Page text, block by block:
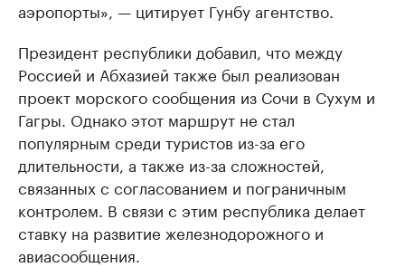
аэропорты», — цитирует Гунбу агентство.
Президент республики добавил, что между
Россией и Абхазией также был реализован
проект морского сообщения из Сочи в Сухум и
Гагры. Однако этот маршрут не стал
популярным среди туристов из-за его
длительности, а также из-за сложностей,
связанных с согласованием и пограничным
контролем. В связи с этим республика делает
ставку на развитие железнодорожного и
авиасообщения.